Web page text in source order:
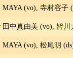
MAYA (vo), 寺村容子
田中真由美 (vo), 皆
MAYA (vo), 松尾明